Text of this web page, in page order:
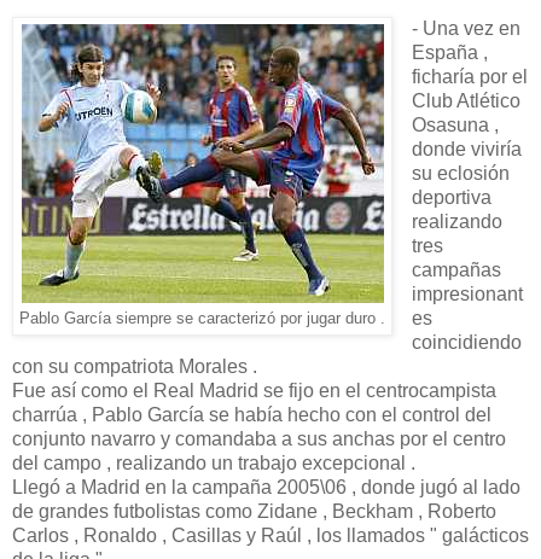
Pablo García siempre se caracterizó por jugar duro .
- Una vez en
España ,
ficharía por el
Club Atlético
Osasuna ,
donde viviría
su eclosión
deportiva
realizando
tres
campañas
impresionant
es
coincidiendo
con su compatriota Morales .
Fue así como el Real Madrid se fijo en el centrocampista
charrúa , Pablo García se había hecho con el control del
conjunto navarro y comandaba a sus anchas por el centro
del campo , realizando un trabajo excepcional .
Llegó a Madrid en la campaña 2005\06 , donde jugó al lado
de grandes futbolistas como Zidane , Beckham , Roberto
Carlos , Ronaldo , Casillas y Raúl , los llamados " galácticos